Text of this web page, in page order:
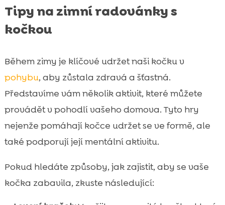
Tipy na zimní radovánky s
kočkou
Během zimy je klíčové udržet naši kočku v
pohybu, aby zůstala zdravá a šťastná.
Představíme vám několik aktivit, které můžete
provádět v pohodlí vašeho domova. Tyto hry
nejenže pomáhají kočce udržet se ve formě, ale
také podporují její mentální aktivitu.
Pokud hledáte způsoby, jak zajistit, aby se vaše
kočka zabavila, zkuste následující: